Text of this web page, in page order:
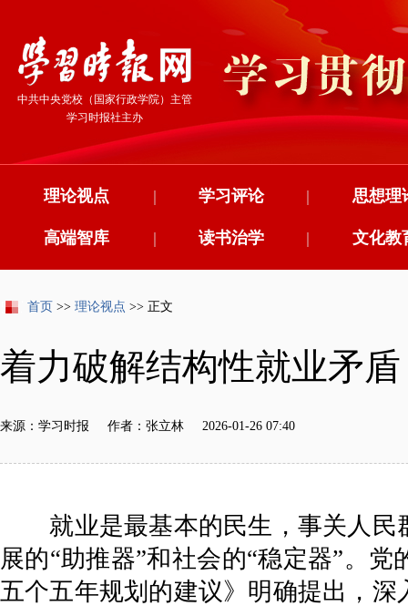
中共中央党校（国家行政学院）主管
学习时报社主办
理论视点 学习评论
| 思想理
|
高端智库 读书治学
| 文化教
|
首页 >> 理论视点 >> 正文
着力破解结构性就业矛
来源：学习时报 作者：张立林 2026-01-26 07:40
就业是最基本的民生，事关人民
展的“助推器”和社会的“稳定器”。
五个五年规划的建议》明确提出，